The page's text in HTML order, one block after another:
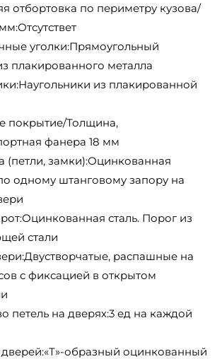
отбортовка по периметру кузова/
уголки:Прямоугольный
плакированного металла
из плакированной
покрытие/Толщина,
фанера 18 мм
(петли, замки):Оцинкованная
одному штанговому запору на
сталь. Порог из
стали
распашные на
с фиксацией в открытом
петель на дверях:3 ед на каждой
образный оцинкованный